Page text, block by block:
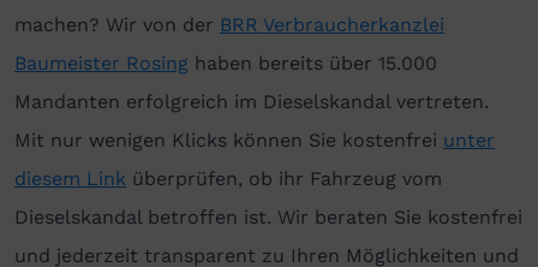
machen? Wir von der BRR Verbraucherkanzlei
Baumeister Rosing haben bereits über 15.000
Mandanten erfolgreich im Dieselskandal vertreten.
Mit nur wenigen Klicks können Sie kostenfrei unter
diesem Link überprüfen, ob ihr Fahrzeug vom
Dieselskandal betroffen ist. Wir beraten Sie kostenfrei
und jederzeit transparent zu Ihren Möglichkeiten und